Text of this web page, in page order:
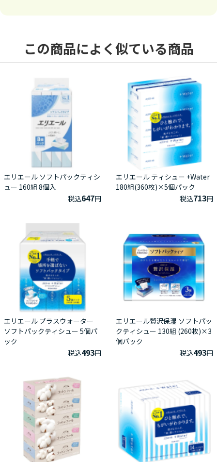
この商品によく似ている商品
エリエール ソフトパックティシ
ュー 160組 8個入
税込647円
エリエール ティシュー +Water
180組(360枚)×5個パック
税込713円
エリエール プラスウォーター
ソフトパックティシュー 5個パ
ック
税込493円
エリエール贅沢保湿 ソフトパッ
クティシュー 130組 (260枚)×3
個パック
税込493円